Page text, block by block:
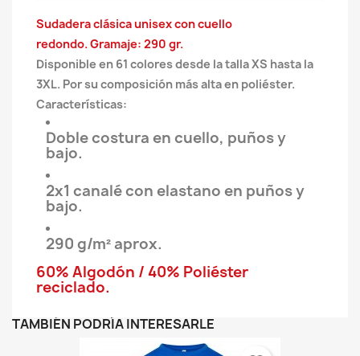
Sudadera clásica unisex con cuello
redondo. Gramaje: 290 gr.
Disponible en 61 colores desde la talla XS hasta la
3XL. Por su composición más alta en poliéster.
Características:
Doble costura en cuello, puños y
bajo.
2x1 canalé con elastano en puños y
bajo.
290 g/m² aprox.
60% Algodón / 40% Poliéster
reciclado.
TAMBIÉN PODRÍA INTERESARLE